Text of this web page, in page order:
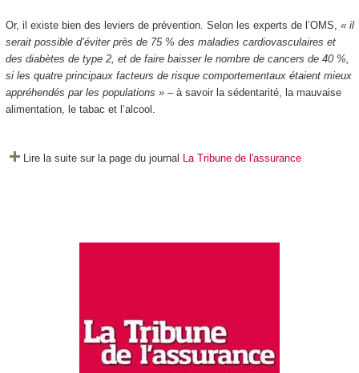
Or, il existe bien des leviers de prévention. Selon les experts de l’OMS, « il
serait possible d’éviter près de 75 % des maladies cardiovasculaires et
des diabètes de type 2, et de faire baisser le nombre de cancers de 40 %,
si les quatre principaux facteurs de risque comportementaux étaient mieux
appréhendés par les populations »– à savoir la sédentarité, la mauvaise
alimentation, le tabac et l’alcool.
Lire la suite sur la page du journal La Tribune de l'assurance